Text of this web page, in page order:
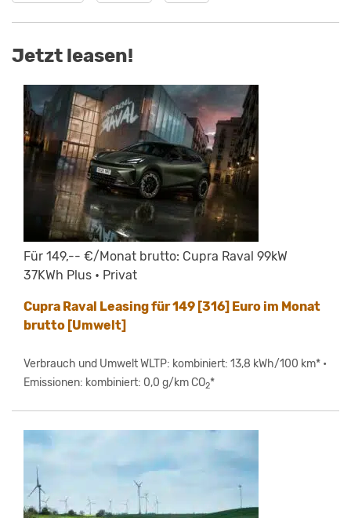
Jetzt leasen!
Für 149,-- €/Monat brutto: Cupra Raval 99kW
37KWh Plus • Privat
Cupra Raval Leasing für 149 [316] Euro im Monat
brutto [Umwelt]
Verbrauch und Umwelt WLTP: kombiniert: 13,8 kWh/100 km* •
Emissionen: kombiniert: 0,0 g/km CO2*